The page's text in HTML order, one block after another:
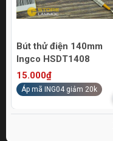
Bút thử điện 140mm
Ingco HSDT1408
15.000₫
Áp mã ING04 giảm 20k